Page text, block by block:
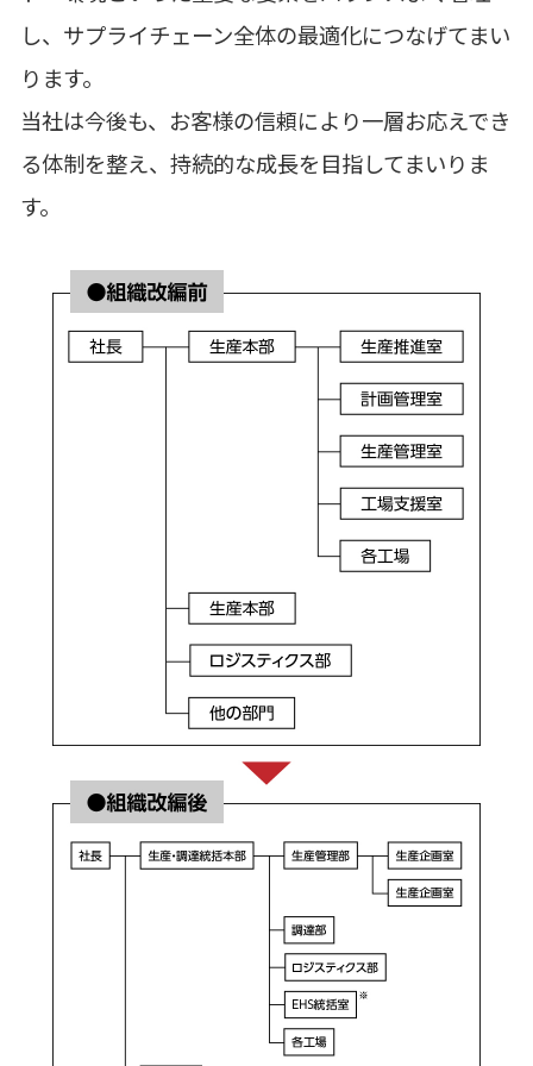
し、サプライチェーン全体の最適化につなげてまい
ります。
当社は今後も、お客様の信頼により一層お応えでき
る体制を整え、持続的な成長を目指してまいりま
す。